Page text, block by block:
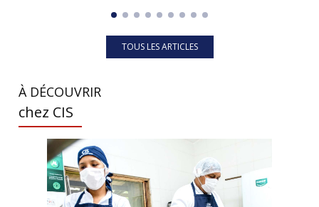
TOUS LES ARTICLES
À DÉCOUVRIR
chez CIS